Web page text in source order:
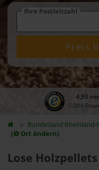
Ihre Postleitzahl
Preis
4,93
5.084
Bundesland Rheinland-
(
Ort ändern)
Lose